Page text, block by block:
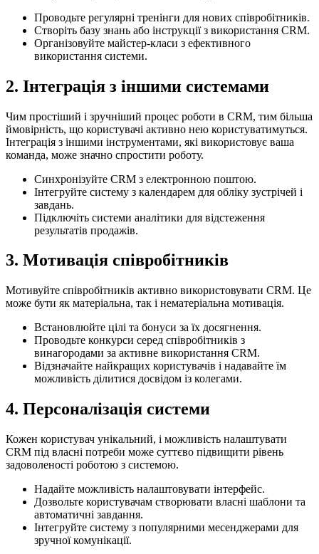
Проводьте регулярні тренінги для нових співробітників.
Створіть базу знань або інструкції з використання CRM.
Організовуйте майстер-класи з ефективного
використання системи.
2. Інтеграція з іншими системами
Чим простіший і зручніший процес роботи в CRM, тим більша
ймовірність, що користувачі активно нею користуватимуться.
Інтеграція з іншими інструментами, які використовує ваша
команда, може значно спростити роботу.
Синхронізуйте CRM з електронною поштою.
Інтегруйте систему з календарем для обліку зустрічей і
завдань.
Підключіть системи аналітики для відстеження
результатів продажів.
3. Мотивація співробітників
Мотивуйте співробітників активно використовувати CRM. Це
може бути як матеріальна, так і нематеріальна мотивація.
Встановлюйте цілі та бонуси за їх досягнення.
Проводьте конкурси серед співробітників з
винагородами за активне використання CRM.
Відзначайте найкращих користувачів і надавайте їм
можливість ділитися досвідом із колегами.
4. Персоналізація системи
Кожен користувач унікальний, і можливість налаштувати
CRM під власні потреби може суттєво підвищити рівень
задоволеності роботою з системою.
Надайте можливість налаштовувати інтерфейс.
Дозвольте користувачам створювати власні шаблони та
автоматичні завдання.
Інтегруйте систему з популярними месенджерами для
зручної комунікації.